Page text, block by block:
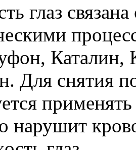
глаз
Каталин,
Для снятия
нарушит